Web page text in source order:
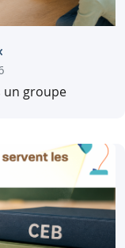
un groupe